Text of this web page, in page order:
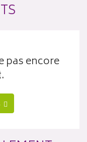
pas encore